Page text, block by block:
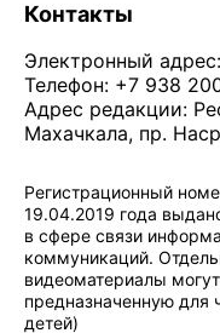
Контакты
Электронный адрес:
Телефон: +7 938
Адрес редакции:
Махачкала, пр.
Регистрационный
19.04.2019 года
в сфере связи
коммуникаций.
видеоматериалы
предназначенную для
детей)